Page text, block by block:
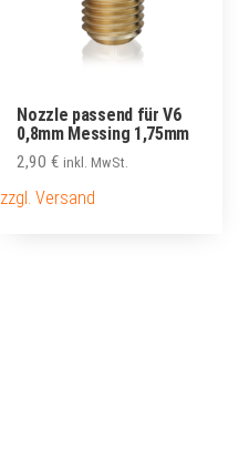
Nozzle passend für V6
0,8mm Messing 1,75mm
2,90€ inkl. MwSt.
zzgl. Versand